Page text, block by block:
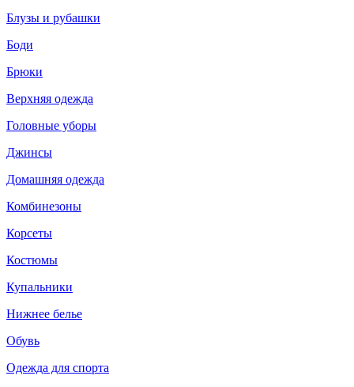
Блузы и рубашки
Боди
Брюки
Верхняя одежда
Головные уборы
Джинсы
Домашняя одежда
Комбинезоны
Корсеты
Костюмы
Купальники
Нижнее белье
Обувь
Одежда для спорта